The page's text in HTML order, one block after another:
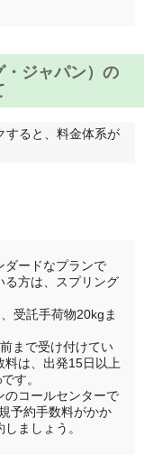
ジャパン）の
すると、料金体系が
ダードなプランで
る方は、スプリング
受託手荷物20kgま
まで受け付けてい
料は、出発15日以上
す。
のコールセンターで
予約手数料がかか
ましょう。